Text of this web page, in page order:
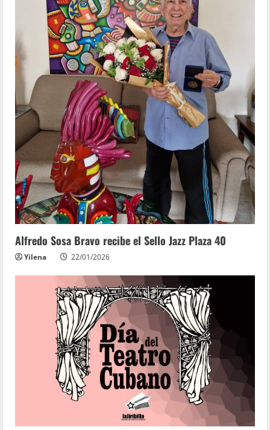
Alfredo Sosa Bravo recibe el Sello Jazz Plaza 40
Yilena 22/01/2026